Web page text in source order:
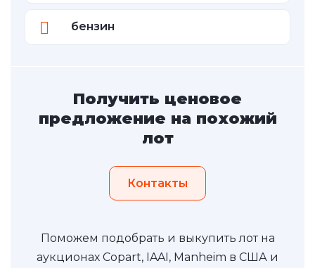
бензин
Получить ценовое
предложение на похожий
лот
Контакты
Поможем подобрать и выкупить лот на
аукционах Copart, IAAI, Manheim в США и